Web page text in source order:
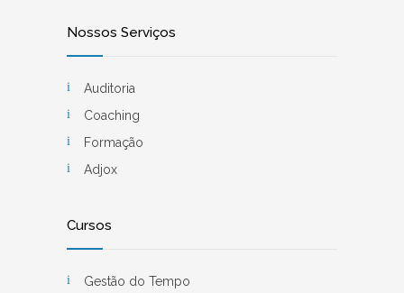
Nossos Serviços
Auditoria
Coaching
Formação
Adjox
Cursos
Gestão do Tempo